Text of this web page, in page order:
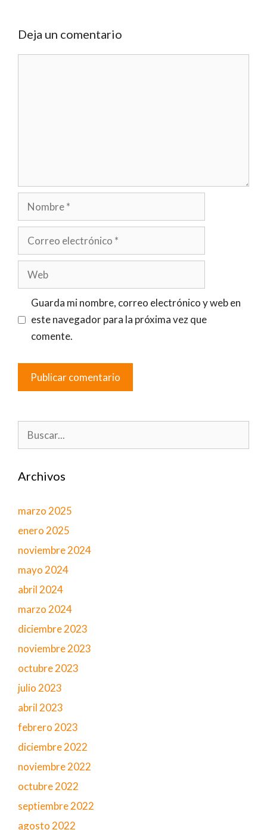
Deja un comentario
Nombre
Correo
electrónico
Web
Guarda mi nombre, correo electrónico y web en
este navegador para la próxima vez que
comente.
Buscar:
Archivos
marzo 2025
enero 2025
noviembre 2024
mayo 2024
abril 2024
marzo 2024
diciembre 2023
noviembre 2023
octubre 2023
julio 2023
abril 2023
febrero 2023
diciembre 2022
noviembre 2022
octubre 2022
septiembre 2022
agosto 2022